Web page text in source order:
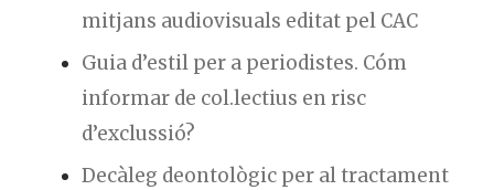
mitjans audiovisuals editat pel CAC
Guia d’estil per a periodistes. Cóm
informar de col.lectius en risc
d’exclussió?
Decàleg deontològic per al tractament